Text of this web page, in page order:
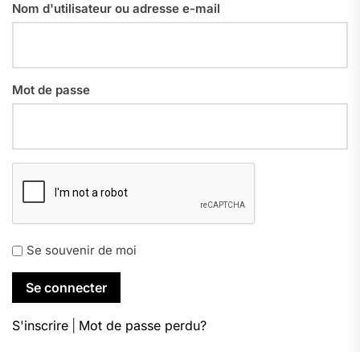
Nom d'utilisateur ou adresse e-mail
Mot de passe
Se souvenir de moi
S'inscrire Mot de passe perdu?